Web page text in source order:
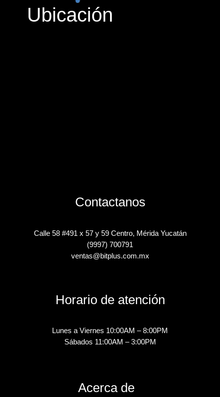
Ubicación
Contactanos
Calle 58 #491 x 57 y 59 Centro, Mérida Yucatán
(9997) 700791
ventas@bitplus.com.mx
Horario de atención
Lunes a Viernes 10:00AM – 8:00PM
Sábados 11:00AM – 3:00PM
Acerca de